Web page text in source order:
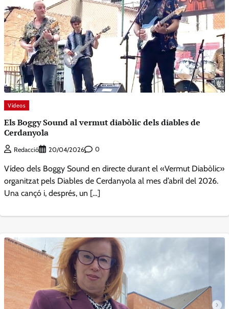
Vídeos
Els Boggy Sound al vermut diabòlic dels diables de
Cerdanyola
Redacció 20/04/2026 0
Vídeo dels Boggy Sound en directe durant el «Vermut Diabòlic»
organitzat pels Diables de Cerdanyola al mes d’abril del 2026.
Una cançó i, després, un […]